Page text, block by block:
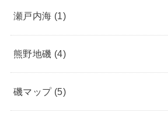
瀬戸内海 (1)
熊野地磯 (4)
磯マップ (5)